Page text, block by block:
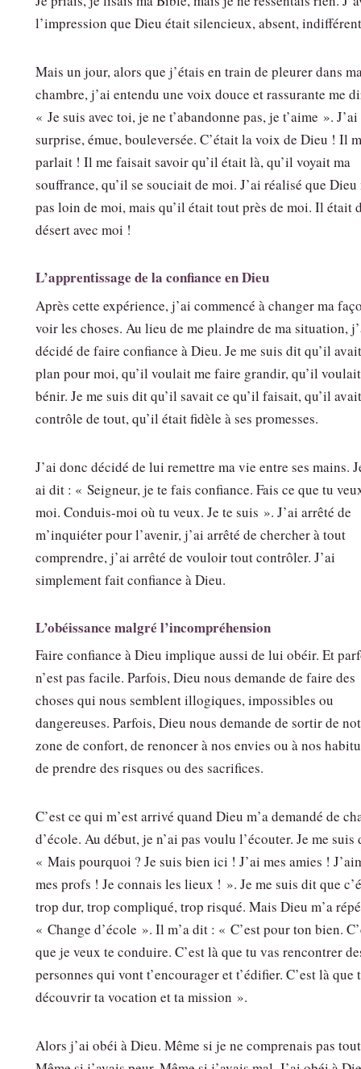
l’impression que Dieu était silencieux, absent,
Mais un jour, alors que j’étais en train de pleurer dans
chambre, j’ai entendu une voix douce et rassurante me
« Je suis avec toi, je ne t’abandonne pas, je t’aime ». J’ai
surprise, émue, bouleversée. C’était la voix de Dieu ! Il
parlait ! Il me faisait savoir qu’il était là, qu’il voyait ma
souffrance, qu’il se souciait de moi. J’ai réalisé que Dieu
pas loin de moi, mais qu’il était tout près de moi. Il était
désert avec moi !
L’apprentissage de la confiance en Dieu
Après cette expérience, j’ai commencé à changer ma
voir les choses. Au lieu de me plaindre de ma situation,
décidé de faire confiance à Dieu. Je me suis dit qu’il
plan pour moi, qu’il voulait me faire grandir, qu’il
bénir. Je me suis dit qu’il savait ce qu’il faisait, qu’il
contrôle de tout, qu’il était fidèle à ses promesses.
J’ai donc décidé de lui remettre ma vie entre ses mains.
ai dit : « Seigneur, je te fais confiance. Fais ce que tu
moi. Conduis-moi où tu veux. Je te suis ». J’ai arrêté de
m’inquiéter pour l’avenir, j’ai arrêté de chercher à tout
comprendre, j’ai arrêté de vouloir tout contrôler. J’ai
simplement fait confiance à Dieu.
L’obéissance malgré l’incompréhension
Faire confiance à Dieu implique aussi de lui obéir. Et
n’est pas facile. Parfois, Dieu nous demande de faire des
choses qui nous semblent illogiques, impossibles ou
dangereuses. Parfois, Dieu nous demande de sortir de
zone de confort, de renoncer à nos envies ou à nos
de prendre des risques ou des sacrifices.
C’est ce qui m’est arrivé quand Dieu m’a demandé de
d’école. Au début, je n’ai pas voulu l’écouter. Je me suis
« Mais pourquoi ? Je suis bien ici ! J’ai mes amies !
mes profs ! Je connais les lieux ! ». Je me suis dit que
trop dur, trop compliqué, trop risqué. Mais Dieu m’a
« Change d’école ». Il m’a dit : « C’est pour ton bien.
que je veux te conduire. C’est là que tu vas rencontrer
personnes qui vont t’encourager et t’édifier. C’est là que
découvrir ta vocation et ta mission ».
Alors j’ai obéi à Dieu. Même si je ne comprenais pas